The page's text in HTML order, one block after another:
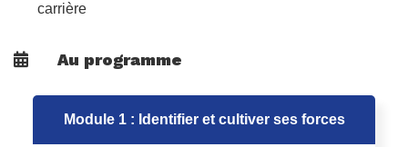
carrière
Au programme
Module 1 : Identifier et cultiver ses forces